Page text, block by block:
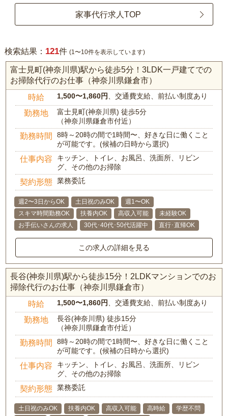
家事代行求人TOP
検索結果： 121件 (1〜10件を表示しています)
富士見町(神奈川県)駅から徒歩5分！3LDK一戸建てでの
お掃除代行のお仕事（神奈川県鎌倉市）
時給 1,500〜1,860円、交通費支給、前払い制度あり
勤務地
富士見町(神奈川県) 徒歩5分
（神奈川県鎌倉市付近）
勤務時間
8時～20時の間で1時間〜、好きな日に働くこと
が可能です。(候補の日時から選択)
仕事内容
キッチン、トイレ、お風呂、洗面所、リビン
グ、その他のお掃除
契約形態 業務委託
週2〜3日からOK 土日祝のみOK
週1〜OK
スキマ時間勤務OK
扶養内OK 高収入可能
未経験OK
お手伝いさんの求人
30代･40代･50代活躍中 直行･直帰OK
この求人の詳細を見る
長谷(神奈川県)駅から徒歩15分！2LDKマンションでのお
掃除代行のお仕事（神奈川県鎌倉市）
時給 1,500〜1,860円、交通費支給、前払い制度あり
勤務地
長谷(神奈川県) 徒歩15分
（神奈川県鎌倉市付近）
勤務時間
8時～20時の間で1時間〜、好きな日に働くこと
が可能です。(候補の日時から選択)
仕事内容
キッチン、トイレ、お風呂、洗面所、リビン
グ、その他のお掃除
契約形態 業務委託
土日祝のみOK 扶養内OK 高収入可能 高時給
学歴不問